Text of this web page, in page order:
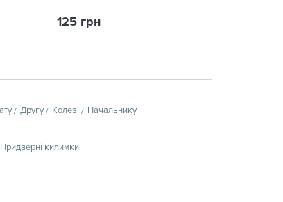
125 грн
Другу Колезі Начальнику
Придверні килимки